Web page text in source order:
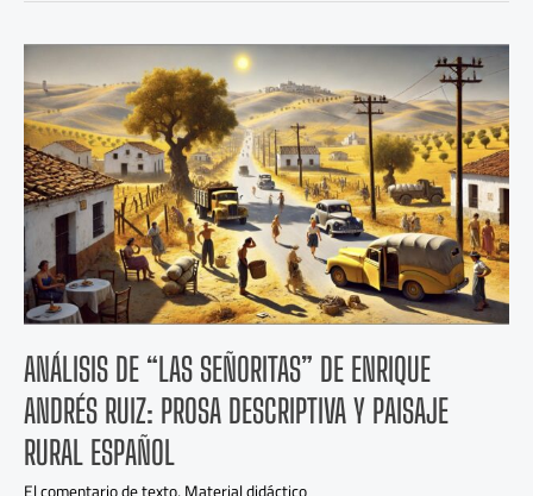
ANÁLISIS DE “LAS SEÑORITAS” DE ENRIQUE
ANDRÉS RUIZ: PROSA DESCRIPTIVA Y PAISAJE
RURAL ESPAÑOL
Análisis
de
“Las
señoritas”
de
Enrique
Andrés
Ruiz:
Prosa
Descriptiva
y
Paisaje
Español